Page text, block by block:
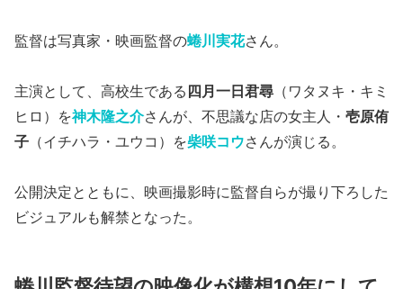
監督は写真家・映画監督の蜷川実花さん。
主演として、高校生である 四月一日君尋 （ワタヌキ・キミ
ヒロ）を神木隆之介さんが、不思議な店の女主人・ 壱原侑
子 （イチハラ・ユウコ）を柴咲コウさんが演じる。
公開決定とともに、映画撮影時に監督自らが撮り下ろした
ビジュアルも解禁となった。